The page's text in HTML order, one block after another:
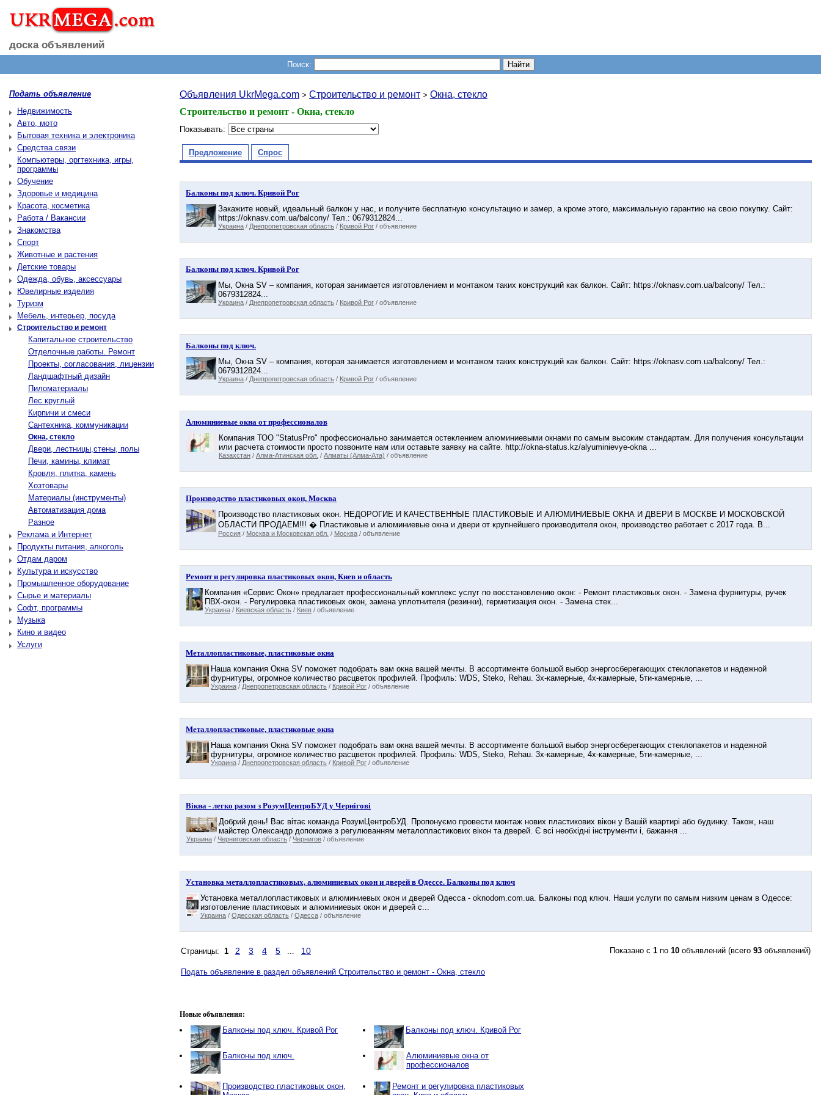
доска объявлений
Поиск:
Подать объявление
Недвижимость
Авто, мото
Бытовая техника и электроника
Средства связи
Компьютеры, оргтехника, игры,
программы
Обучение
Здоровье и медицина
Красота, косметика
Работа / Вакансии
Знакомства
Спорт
Животные и растения
Детские товары
Одежда, обувь, аксессуары
Ювелирные изделия
Туризм
Мебель, интерьер, посуда
Строительство и ремонт
Капитальное строительство
Отделочные работы. Ремонт
Проекты, согласования, лицензии
Ландшафтный дизайн
Пиломатериалы
Лес круглый
Кирпичи и смеси
Сантехника, коммуникации
Окна, стекло
Двери, лестницы,стены, полы
Печи, камины, климат
Кровля, плитка, камень
Хозтовары
Материалы (инструменты)
Автоматизация дома
Разное
Реклама и Интернет
Продукты питания, алкоголь
Отдам даром
Культура и искусство
Промышленное оборудование
Сырье и материалы
Софт, программы
Музыка
Кино и видео
Услуги
Объявления UkrMega.com > Строительство и ремонт > Окна, стекло
Строительство и ремонт - Окна, стекло
Показывать:
Предложение Спрос
Балконы под ключ. Кривой Рог
Закажите новый, идеальный балкон у нас, и получите бесплатную консультацию и замер, а кроме этого, максимальную гарантию на свою покупку. Сайт:
https://oknasv.com.ua/balcony/ Тел.: 0679312824...
Украина / Днепропетровская область / Кривой Рог / объявление
Балконы под ключ. Кривой Рог
Мы, Окна SV – компания, которая занимается изготовлением и монтажом таких конструкций как балкон. Сайт: https://oknasv.com.ua/balcony/ Тел.:
0679312824...
Украина / Днепропетровская область / Кривой Рог / объявление
Балконы под ключ.
Мы, Окна SV – компания, которая занимается изготовлением и монтажом таких конструкций как балкон. Сайт: https://oknasv.com.ua/balcony/ Тел.:
0679312824...
Украина / Днепропетровская область / Кривой Рог / объявление
Алюминиевые окна от профессионалов
Компания ТОО "StatusPro" профессионально занимается остеклением алюминиевыми окнами по самым высоким стандартам. Для получения консультации
или расчета стоимости просто позвоните нам или оставьте заявку на сайте. http://okna-status.kz/alyuminievye-okna ...
Казахстан / Алма-Атинская обл. / Алматы (Алма-Ата) / объявление
Производство пластиковых окон, Москва
Производство пластиковых окон. НЕДОРОГИЕ И КАЧЕСТВЕННЫЕ ПЛАСТИКОВЫЕ И АЛЮМИНИЕВЫЕ ОКНА И ДВЕРИ В МОСКВЕ И МОСКОВСКОЙ
ОБЛАСТИ ПРОДАЕМ!!! � Пластиковые и алюминиевые окна и двери от крупнейшего производителя окон, производство работает с 2017 года. В...
Россия / Москва и Московская обл. / Москва / объявление
Ремонт и регулировка пластиковых окон, Киев и область
Компания «Сервис Окон» предлагает профессиональный комплекс услуг по восстановлению окон: - Ремонт пластиковых окон. - Замена фурнитуры, ручек
ПВХ-окон. - Регулировка пластиковых окон, замена уплотнителя (резинки), герметизация окон. - Замена стек...
Украина / Киевская область / Киев / объявление
Металлопластиковые, пластиковые окна
Наша компания Окна SV поможет подобрать вам окна вашей мечты. В ассортименте большой выбор энергосберегающих стеклопакетов и надежной
фурнитуры, огромное количество расцветок профилей. Профиль: WDS, Steko, Rehau. 3х-камерные, 4х-камерные, 5ти-камерные, ...
Украина / Днепропетровская область / Кривой Рог / объявление
Металлопластиковые, пластиковые окна
Наша компания Окна SV поможет подобрать вам окна вашей мечты. В ассортименте большой выбор энергосберегающих стеклопакетов и надежной
фурнитуры, огромное количество расцветок профилей. Профиль: WDS, Steko, Rehau. 3х-камерные, 4х-камерные, 5ти-камерные, ...
Украина / Днепропетровская область / Кривой Рог / объявление
Вікна - легко разом з РозумЦентроБУД у Чернігові
Добрий день! Вас вітає команда РозумЦентроБУД. Пропонуємо провести монтаж нових пластикових вікон у Вашій квартирі або будинку. Також, наш
майстер Олександр допоможе з регулюванням металопластикових вікон та дверей. Є всі необхідні інструменти і, бажання ...
Украина / Черниговская область / Чернигов / объявление
Установка металлопластиковых, алюминиевых окон и дверей в Одессе. Балконы под ключ
Установка металлопластиковых и алюминиевых окон и дверей Одесса - oknodom.com.ua. Балконы под ключ. Наши услуги по самым низким ценам в Одессе:
изготовление пластиковых и алюминиевых окон и дверей с...
Украина / Одесская область / Одесса / объявление
Страницы: 1 2 3 4 5 ... 10 Показано с 1 по 10 объявлений (всего 93 объявлений)
Подать объявление в раздел объявлений Строительство и ремонт - Окна, стекло
Новые объявления:
Балконы под ключ. Кривой Рог Балконы под ключ. Кривой Рог
Балконы под ключ.
Алюминиевые окна от
профессионалов
Производство пластиковых окон,
Ремонт и регулировка пластиковых